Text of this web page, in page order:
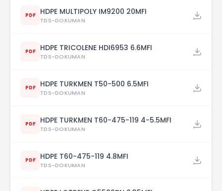
PDF HDPE MULTIPOLY IM9200 20MFI
TDS-DOKUMAN
PDF HDPE TRICOLENE HDI6953 6.6MFI
TDS-DOKUMAN
PDF HDPE TURKMEN T50-500 6.5MFI
TDS-DOKUMAN
PDF HDPE TURKMEN T60-475-119 4-5.5MFI
TDS-DOKUMAN
PDF HDPE T60-475-119 4.8MFI
TDS-DOKUMAN